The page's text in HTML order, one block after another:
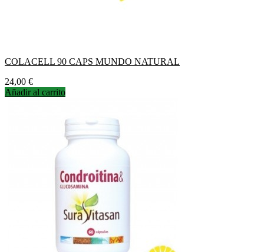
COLACELL 90 CAPS MUNDO NATURAL
Precio
24,00 €
Añadir al carrito